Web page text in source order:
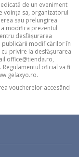
de un eveniment
voința sa, organizatorul
sau prelungirea
modifica prezentul
desfășurarea
publicării modificărilor în
privire la desfășurarea
office@tienda.ro,
oficial va fi
voucherelor accesând